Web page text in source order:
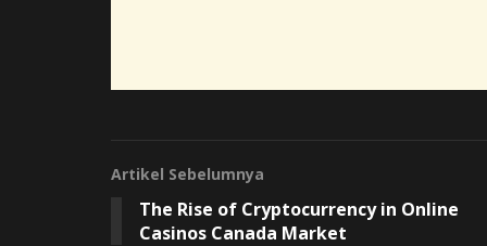
Artikel Sebelumnya
The Rise of Cryptocurrency in Online
Casinos Canada Market